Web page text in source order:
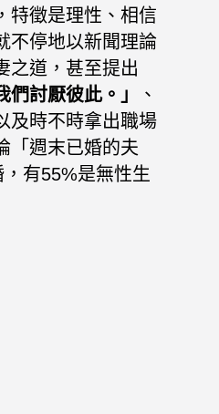
特徵是理性、相信
不停地以新聞理論
之道，甚至提出
們討厭彼此。 」
、
及時不時拿出職場
「週末已婚的夫
有55%是無性生